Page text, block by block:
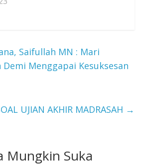
Saifullah MN : Mari
Menggapai Kesuksesan
UJIAN AKHIR MADRASAH →
Mungkin Suka